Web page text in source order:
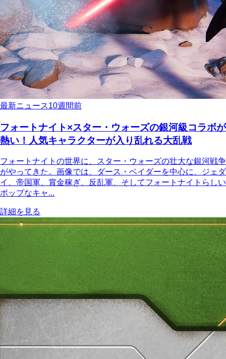
最新ニュース10週間前
フォートナイト×スター・ウォーズの銀河級コラボが
熱い！人気キャラクターが入り乱れる大乱戦
フォートナイトの世界に、スター・ウォーズの壮大な銀河戦争
がやってきた。画像では、ダース・ベイダーを中心に、ジェダ
イ、帝国軍、賞金稼ぎ、反乱軍、そしてフォートナイトらしい
ポップなキャ...
詳細を見る